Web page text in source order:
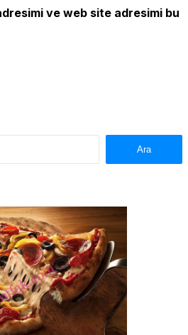
ve web site adresimi bu
Arama: